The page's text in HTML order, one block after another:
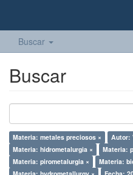
Buscar
Buscar
Materia: metales preciosos ×
Autor:
Materia: hidrometalurgia ×
Materia:
Materia: pirometalurgia ×
Materia: